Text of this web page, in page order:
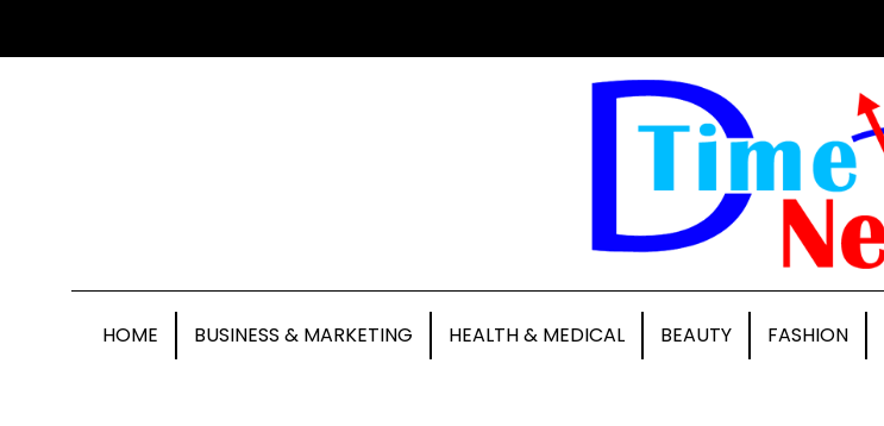
HOME BUSINESS & MARKETING HEALTH & MEDICAL BEAUTY FASHION